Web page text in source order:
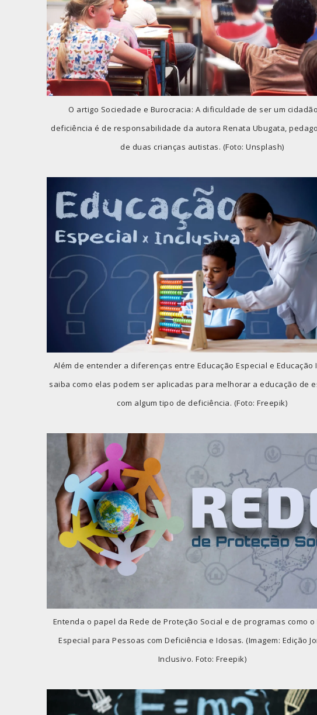
O artigo Sociedade e Burocracia: A dificuldade de ser um
deficiência é de responsabilidade da autora Renata Ubugata,
de duas crianças autistas. (Foto: Unsplash)
Além de entender a diferenças entre Educação Especial e Educação
saiba como elas podem ser aplicadas para melhorar a educação de
com algum tipo de deficiência. (Foto: Freepik)
Entenda o papel da Rede de Proteção Social e de programas como
Especial para Pessoas com Deficiência e Idosas. (Imagem: Edição
Inclusivo. Foto: Freepik)